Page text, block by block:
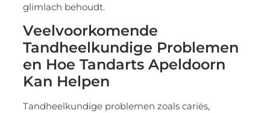
glimlach behoudt.
Veelvoorkomende
Tandheelkundige Problemen
en Hoe Tandarts Apeldoorn
Kan Helpen
Tandheelkundige problemen zoals cariës,